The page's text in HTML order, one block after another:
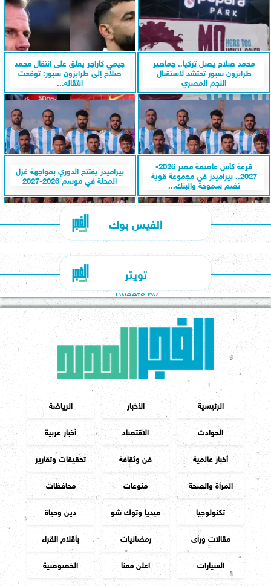
محمد صلاح يصل تركيا.. جماهير
طرابزون سبور تحتشد لاستقبال
النجم المصري
جيمي كاراجر يعلق على انتقال محمد
صلاح إلى طرابزون سبور: توقعت
انتقاله...
قرعة كأس عاصمة مصر 2026-
2027.. بيراميدز في مجموعة قوية
تضم سموحة والبنك...
بيراميدز يفتتح الدوري بمواجهة غزل
المحلة في موسم 2026-2027
الفيس بوك
تويتر
Tweets by
الرئيسية الأخبار
الرياضة
الحوادث
الاقتصاد
أخبار عربية
أخبار عالمية
فن وثقافة
تحقيقات وتقارير
المرأة والصحة
منوعات
محافظات
تكنولوجيا
ميديا وتوك شو
دين وحياة
مقالات ورأى
رمضانيات
بأقلام القراء
السيارات
اعلن معنا
الخصوصية